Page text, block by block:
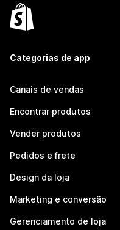
Categorias de app
Canais de vendas
Encontrar produtos
Vender produtos
Pedidos e frete
Design da loja
Marketing e conversão
Gerenciamento de loja